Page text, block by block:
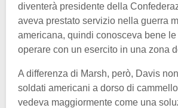
diventerà presidente della
aveva prestato servizio nella guerra
americana, quindi conosceva bene
operare con un esercito in una zona
A differenza di Marsh, però, Davis
soldati americani a dorso di
vedeva maggiormente come una